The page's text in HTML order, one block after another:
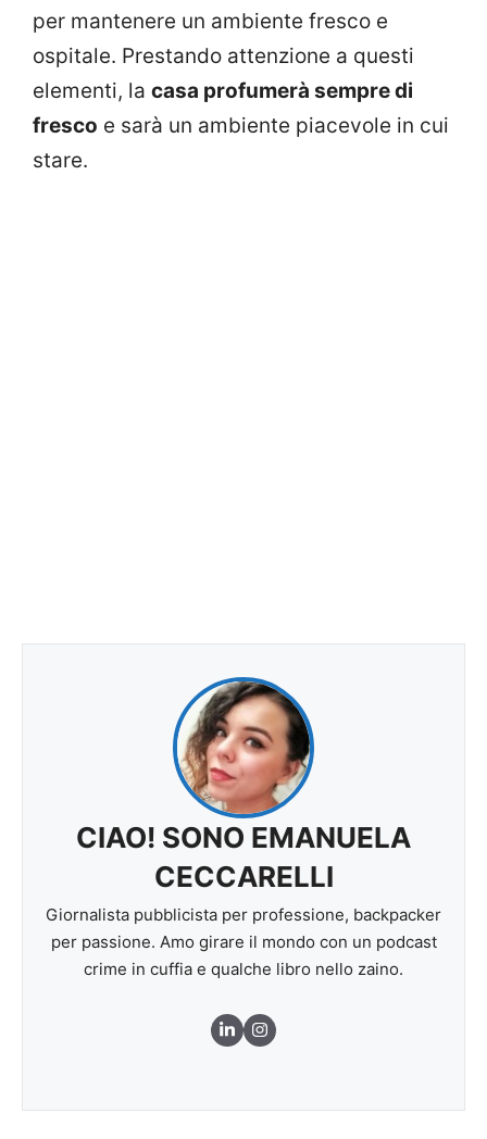
per mantenere un ambiente fresco e
ospitale. Prestando attenzione a questi
elementi, la casa profumerà sempre di
fresco e sarà un ambiente piacevole in cui
stare.
CIAO! SONO EMANUELA
CECCARELLI
Giornalista pubblicista per professione, backpacker
per passione. Amo girare il mondo con un podcast
crime in cuffia e qualche libro nello zaino.